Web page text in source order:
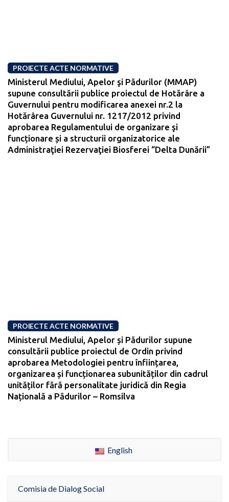
PROIECTE ACTE NORMATIVE
Ministerul Mediului, Apelor şi Pădurilor (MMAP)
supune consultării publice proiectul de Hotărâre a
Guvernului pentru modificarea anexei nr.2 la
Hotărârea Guvernului nr. 1217/2012 privind
aprobarea Regulamentului de organizare şi
funcționare și a structurii organizatorice ale
Administraţiei Rezervaţiei Biosferei “Delta Dunării”
PROIECTE ACTE NORMATIVE
Ministerul Mediului, Apelor și Pădurilor supune
consultării publice proiectul de Ordin privind
aprobarea Metodologiei pentru înființarea,
organizarea și funcționarea subunităților din cadrul
unităților fără personalitate juridică din Regia
Națională a Pădurilor – Romsilva
English
Comisia de Dialog Social